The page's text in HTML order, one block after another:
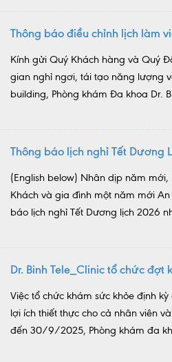
Thông báo điều chỉnh lịch làm
Kính gửi Quý Khách hàng và Quý
gian nghỉ ngơi, tái tạo năng lượng
building, Phòng khám Đa khoa Dr.
Thông báo lịch nghỉ Tết Dương
(English below) Nhân dịp năm mới,
Khách và gia đình một năm mới
báo lịch nghỉ Tết Dương lịch 2026
Dr. Binh Tele_Clinic tổ chức
Việc tổ chức khám sức khỏe định
lợi ích thiết thực cho cả nhân viên
đến 30/9/2025, Phòng khám đa